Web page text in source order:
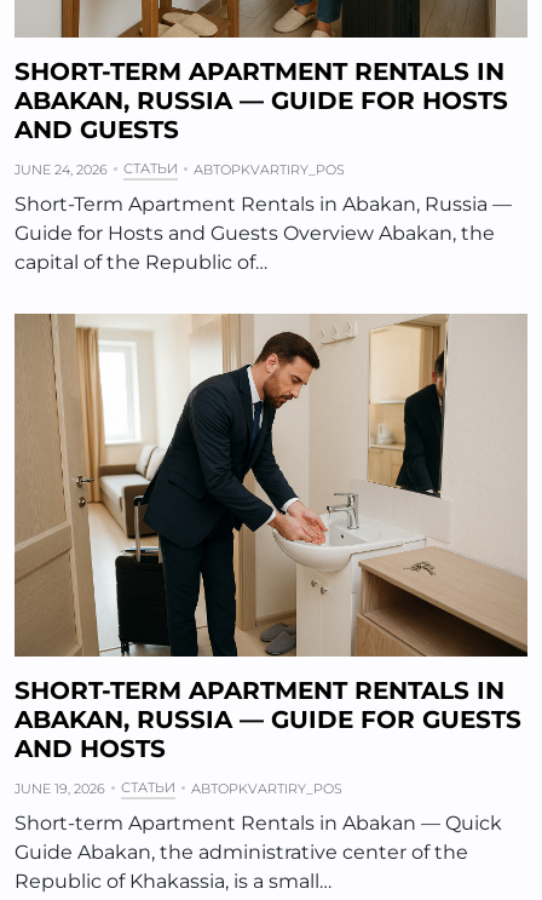
SHORT-TERM APARTMENT RENTALS IN
ABAKAN, RUSSIA — GUIDE FOR HOSTS
AND GUESTS
JUNE 24, 2026 СТАТЬИ АВТОРKVARTIRY_POS
Short-Term Apartment Rentals in Abakan, Russia —
Guide for Hosts and Guests Overview Abakan, the
capital of the Republic of…
SHORT-TERM APARTMENT RENTALS IN
ABAKAN, RUSSIA — GUIDE FOR GUESTS
AND HOSTS
JUNE 19, 2026 СТАТЬИ АВТОРKVARTIRY_POS
Short-term Apartment Rentals in Abakan — Quick
Guide Abakan, the administrative center of the
Republic of Khakassia, is a small…